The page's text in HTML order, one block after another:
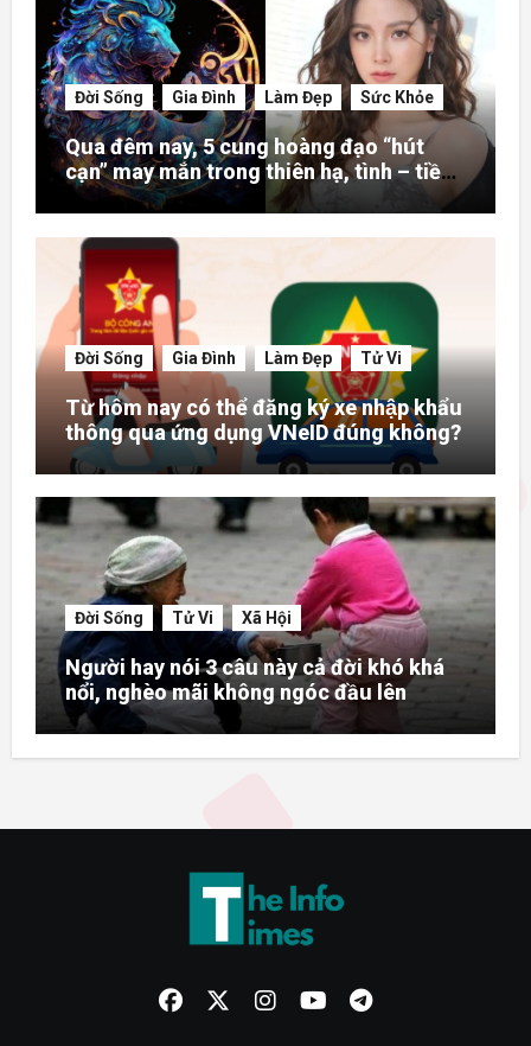
Đời Sống Gia Đình Làm Đẹp Sức Khỏe
Qua đêm nay, 5 cung hoàng đạo “hút
cạn” may mắn trong thiên hạ, tình – tiền
– danh rực rỡ hơn người
Đời Sống Gia Đình Làm Đẹp Tử Vi
Từ hôm nay có thể đăng ký xe nhập khẩu
thông qua ứng dụng VNeID đúng không?
Đời Sống Tử Vi Xã Hội
Người hay nói 3 câu này cả đời khó khá
nổi, nghèo mãi không ngóc đầu lên